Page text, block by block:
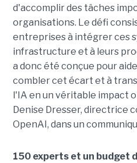
d'accomplir des tâches
organisations. Le défi
entreprises à intégrer ces
infrastructure et à leurs
a donc été conçue pour
combler cet écart et à
l'IA en un véritable impact
Denise Dresser, directrice
OpenAI, dans un
150 experts et un budget